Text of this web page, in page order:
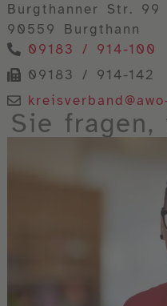
Burgthanner Str. 99
90559 Burgthann
09183 / 914-100
09183 / 914-142
Sie fragen,